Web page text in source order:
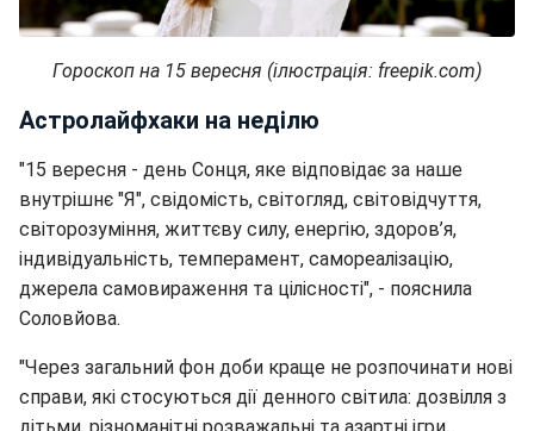
Гороскоп на 15 вересня (ілюстрація: freepik.com)
Астролайфхаки на неділю
"15 вересня - день Сонця, яке відповідає за наше
внутрішнє "Я", свідомість, світогляд, світовідчуття,
світорозуміння, життєву силу, енергію, здоров’я,
індивідуальність, темперамент, самореалізацію,
джерела самовираження та цілісності", - пояснила
Соловйова.
"Через загальний фон доби краще не розпочинати нові
справи, які стосуються дії денного світила: дозвілля з